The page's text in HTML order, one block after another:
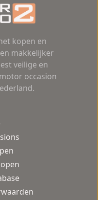
kopen en
makkelijker
veilige en
occasion